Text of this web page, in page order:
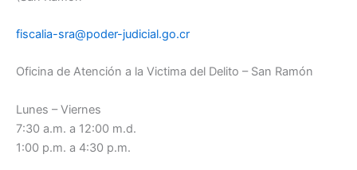
fiscalia-sra@poder-judicial.go.cr
Oficina de Atención a la Victima del Delito – San Ramón
Lunes – Viernes
7:30 a.m. a 12:00 m.d.
1:00 p.m. a 4:30 p.m.